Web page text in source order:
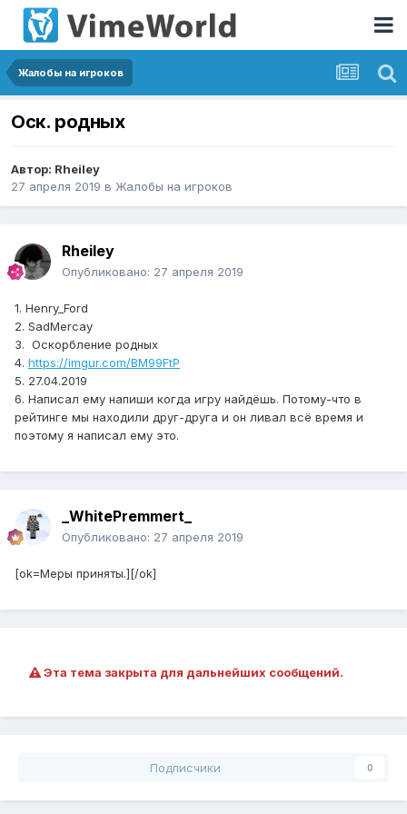
Жалобы на игроков
Оск. родных
Автор: Rheiley
27 апреля 2019 в Жалобы на игроков
Rheiley
Опубликовано: 27 апреля 2019
1. Henry_Ford
2. SadMercay
3. Оскорбление родных
4. https://imgur.com/BM99FtP
5. 27.04.2019
6. Написал ему напиши когда игру найдёшь. Потому-что в
рейтинге мы находили друг-друга и он ливал всё время и
поэтому я написал ему это.
_WhitePremmert_
Опубликовано: 27 апреля 2019
[ok=Меры приняты.][/ok]
Эта тема закрыта для дальнейших сообщений.
Подписчики 0